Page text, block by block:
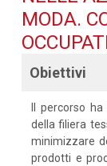
MODA.
Obiettivi
Il percorso
della filiera
minimizzare
prodotti e